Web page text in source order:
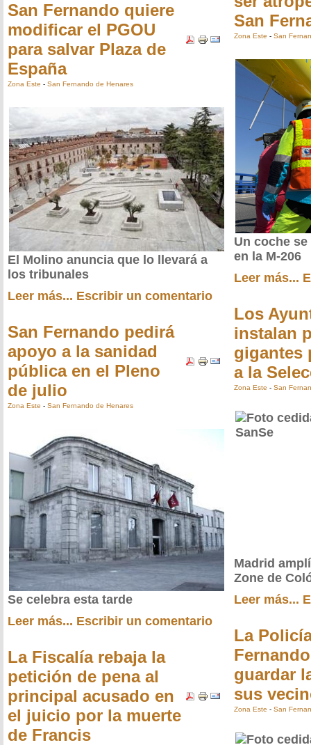
San Fernando quiere
modificar el PGOU
para salvar Plaza de
España
Zona Este - San Fernando de Henares
El Molino anuncia que lo llevará a
los tribunales
Leer más... Escribir un comentario
San Fernando pedirá
apoyo a la sanidad
pública en el Pleno
de julio
Zona Este - San Fernando de Henares
Se celebra esta tarde
Leer más... Escribir un comentario
La Fiscalía rebaja la
petición de pena al
principal acusado en
el juicio por la muerte
de Francis
San
Zona Este - San
Un coche
en la M-206
Leer más...
Los
instalan
gigantes
a la
Zona Este - San
Madrid
Zone de
Leer más...
La
guardar
sus
Zona Este - San